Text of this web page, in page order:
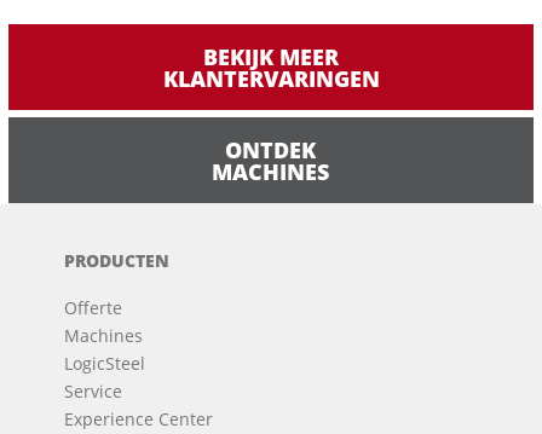
BEKIJK MEER
KLANTERVARINGEN
ONTDEK
MACHINES
PRODUCTEN
Offerte
Machines
LogicSteel
Service
Experience Center